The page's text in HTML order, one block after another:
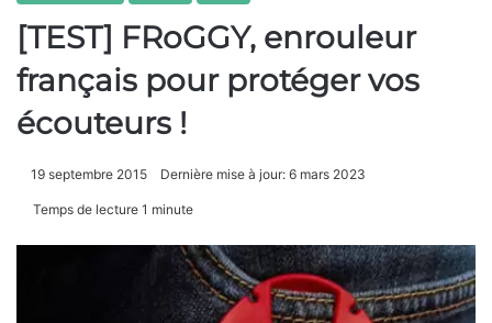
[TEST] FRoGGY, enrouleur
français pour protéger vos
écouteurs !
19 septembre 2015 Dernière mise à jour: 6 mars 2023
Temps de lecture 1 minute